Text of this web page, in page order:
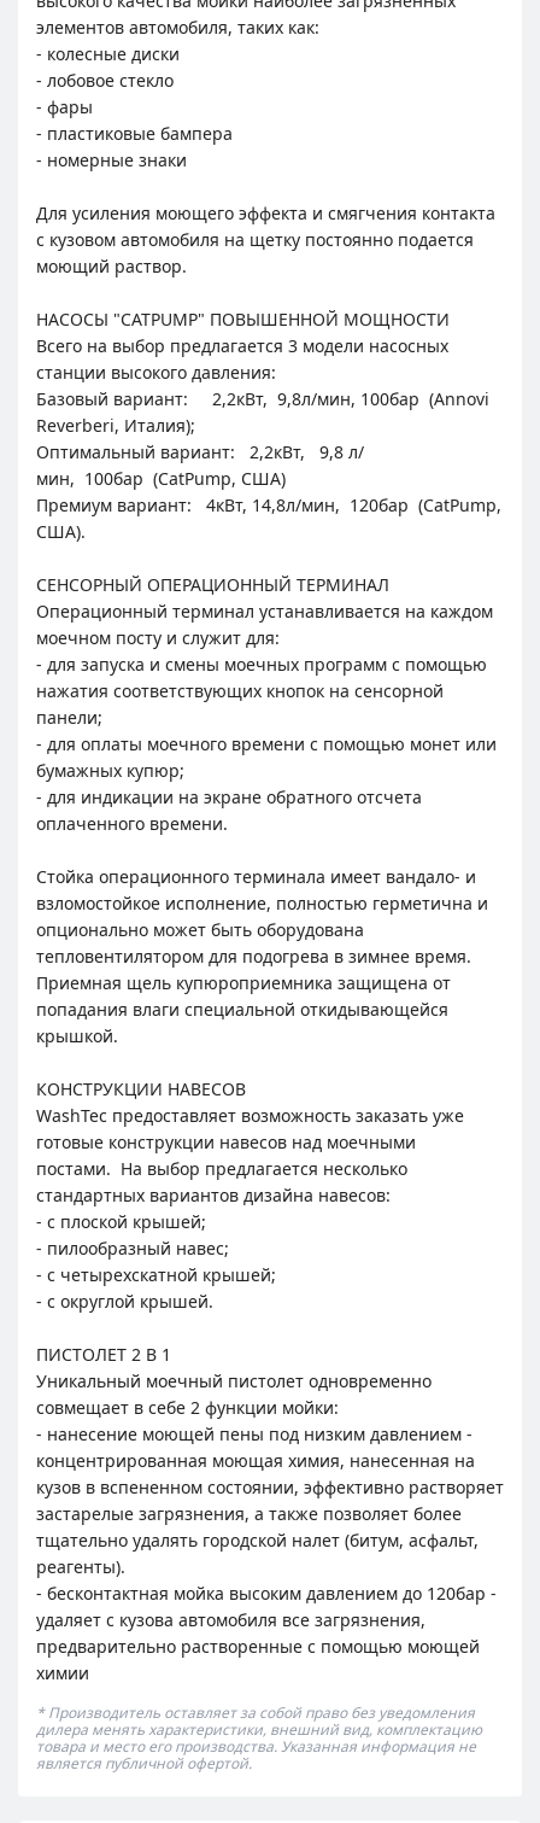
элементов автомобиля, таких как:
- колесные диски
- лобовое стекло
- фары
- пластиковые бампера
- номерные знаки
Для усиления моющего эффекта и смягчения контакта
с кузовом автомобиля на щетку постоянно подается
моющий раствор.
НАСОСЫ "CATPUMP" ПОВЫШЕННОЙ МОЩНОСТИ
Всего на выбор предлагается 3 модели насосных
станции высокого давления:
Базовый вариант: 2,2кВт, 9,8л/мин, 100бар (Annovi
Reverberi, Италия);
Оптимальный вариант: 2,2кВт, 9,8 л/
мин, 100бар (CatPump, США)
Премиум вариант: 4кВт, 14,8л/мин, 120бар (CatPump,
США).
СЕНСОРНЫЙ ОПЕРАЦИОННЫЙ ТЕРМИНАЛ
Операционный терминал устанавливается на каждом
моечном посту и служит для:
- для запуска и смены моечных программ с помощью
нажатия соответствующих кнопок на сенсорной
панели;
- для оплаты моечного времени с помощью монет или
бумажных купюр;
- для индикации на экране обратного отсчета
оплаченного времени.
Стойка операционного терминала имеет вандало- и
взломостойкое исполнение, полностью герметична и
опционально может быть оборудована
тепловентилятором для подогрева в зимнее время.
Приемная щель купюроприемника защищена от
попадания влаги специальной откидывающейся
крышкой.
КОНСТРУКЦИИ НАВЕСОВ
WashTec предоставляет возможность заказать уже
готовые конструкции навесов над моечными
постами. На выбор предлагается несколько
стандартных вариантов дизайна навесов:
- с плоской крышей;
- пилообразный навес;
- c четырехскатной крышей;
- с округлой крышей.
ПИСТОЛЕТ 2 В 1
Уникальный моечный пистолет одновременно
совмещает в себе 2 функции мойки:
- нанесение моющей пены под низким давлением -
концентрированная моющая химия, нанесенная на
кузов в вспененном состоянии, эффективно растворяет
застарелые загрязнения, а также позволяет более
тщательно удалять городской налет (битум, асфальт,
реагенты).
- бесконтактная мойка высоким давлением до 120бар -
удаляет с кузова автомобиля все загрязнения,
предварительно растворенные с помощью моющей
химии
* Производитель оставляет за собой право без уведомления
дилера менять характеристики, внешний вид, комплектацию
товара и место его производства. Указанная информация не
является публичной офертой.